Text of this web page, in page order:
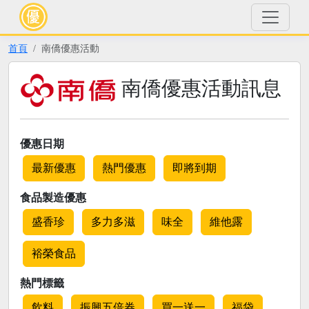
首頁 南僑優惠活動
南僑優惠活動訊息
優惠日期
最新優惠 熱門優惠 即將到期
食品製造優惠
盛香珍 多力多滋 味全 維他露
裕榮食品
熱門標籤